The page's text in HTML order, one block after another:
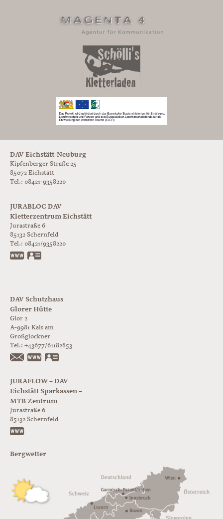
DAV Eichstätt-Neuburg
Kipfenberger Straße 25
85072 Eichstätt
Tel.: 08421-9358220
JURABLOC DAV
Kletterzentrum Eichstätt
Jurastraße 6
85132 Schernfeld
Tel.: 08421/9358220
www.jurabloc.de
DAV Schutzhaus
Glorer Hütte
Glor 2
A-9981 Kals am
Großglockner
Tel.: +43677/61182853
https://www.glorer-huette.at/
JURAFLOW – DAV
Eichstätt Sparkassen –
MTB Zentrum
Jurastraße 6
85132 Schernfeld
Bergwetter